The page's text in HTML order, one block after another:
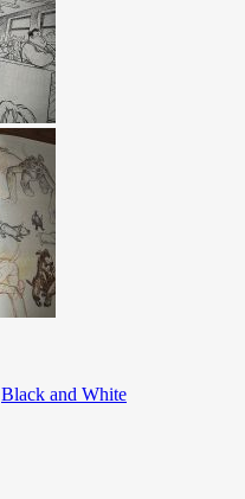
Black and White